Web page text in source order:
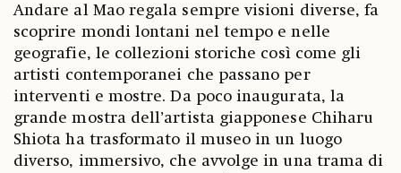
Andare al Mao regala sempre visioni diverse, fa
scoprire mondi lontani nel tempo e nelle
geografie, le collezioni storiche così come gli
artisti contemporanei che passano per
interventi e mostre. Da poco inaugurata, la
grande mostra dell’artista giapponese Chiharu
Shiota ha trasformato il museo in un luogo
diverso, immersivo, che avvolge in una trama di